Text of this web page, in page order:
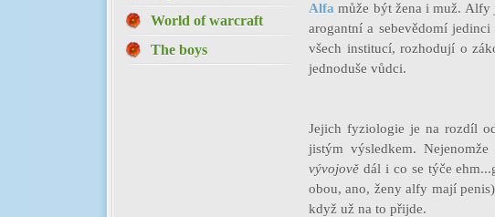
World of warcraft
The boys
Alfa může být žena i muž. Alfy
arogantní a sebevědomí
všech institucí, rozhodují o
jednoduše vůdci.
Jejich fyziologie je na rozdíl
jistým výsledkem.
vývojově dál i co se týče
obou, ano, ženy alfy mají
když už na to přijde.